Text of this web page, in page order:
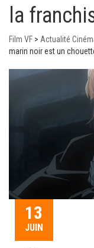
la
Film VF > Actualité
marin noir est un
13
JUIN